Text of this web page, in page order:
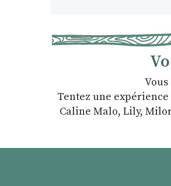
Tentez une expérience
Caline Malo, Lily,